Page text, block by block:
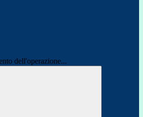
dell'operazione...